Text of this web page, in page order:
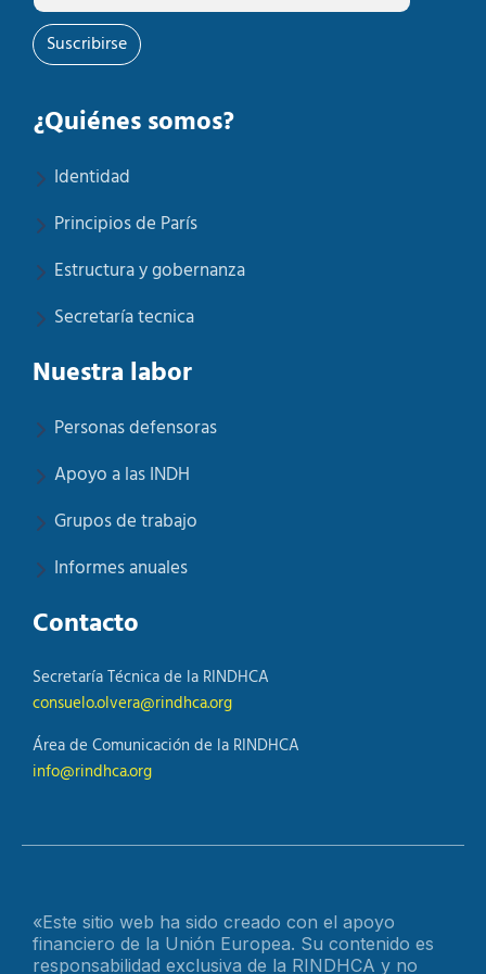
Suscribirse
¿Quiénes somos?
Identidad
Principios de París
Estructura y gobernanza
Secretaría tecnica
Nuestra labor
Personas defensoras
Apoyo a las INDH
Grupos de trabajo
Informes anuales
Contacto
Secretaría Técnica de la RINDHCA
consuelo.olvera@rindhca.org
Área de Comunicación de la RINDHCA
info@rindhca.org
«Este sitio web ha sido creado con el apoyo
financiero de la Unión Europea. Su contenido es
responsabilidad exclusiva de la RINDHCA y no